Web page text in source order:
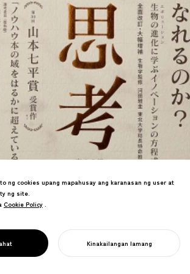
Pamamaraang panglikha na natutuhan
Chinese, Korean, Indonesian, kumakalat
sa buong mundo.
SIMULAN ANG INYONG PROYEKTO
ng cookies upang mapahusay ang karanasan ng user at
ng site.
Cookie Policy
Cookie Policy .
Kinakailangan lamang